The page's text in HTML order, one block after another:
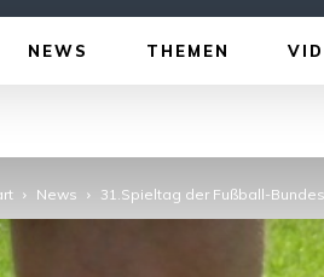
NEWS THEMEN
News 31.Spieltag der Fußball-